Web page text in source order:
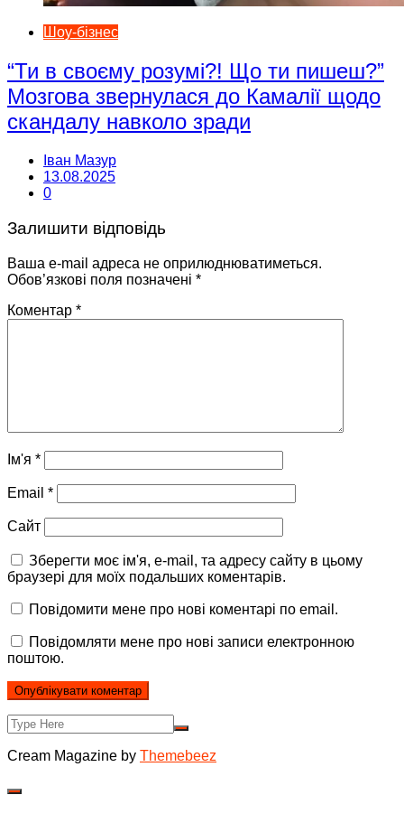
Шоу-бізнес
“Ти в своєму розумі?! Що ти пишеш?”
Мозгова звернулася до Камалії щодо
скандалу навколо зради
Іван Мазур
13.08.2025
0
Залишити відповідь
Ваша e-mail адреса не оприлюднюватиметься.
Обов’язкові поля позначені *
Коментар *
Ім'я *
Email *
Сайт
Зберегти моє ім'я, e-mail, та адресу сайту в цьому
браузері для моїх подальших коментарів.
Повідомити мене про нові коментарі по email.
Повідомляти мене про нові записи електронною
поштою.
Cream Magazine by Themebeez